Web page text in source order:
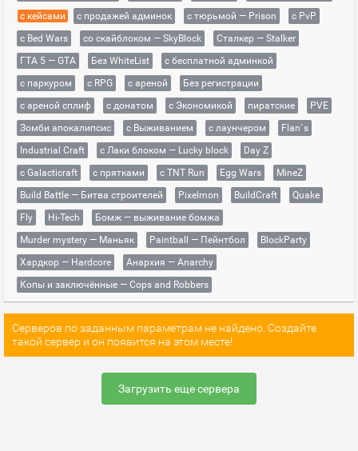
с кейсами
с продажей админок с тюрьмой — Prison
с PvP
с Bed Wars
со скайблоком — SkyBlock
Сталкер — Stalker
ГТА 5 — GTA
Без WhiteList
с бесплатной админкой
с паркуром
с RPG с ареной
Без регистрации
с ареной сплиф
с донатом с Экономикой пиратские
PVE
Зомби апокалипсис
с Выживанием с лаунчером
Flan`s
Industrial Craft
с Лаки блоком — Lucky block
Day Z
с Galacticraft
с прятками с TNT Run Egg Wars
MineZ
Build Battle — Битва строителей
Pixelmon BuildCraft
Quake
Fly
Hi-Tech
Бомж — выживание бомжа
Murder mystery — Маньяк
Paintball — Пейнтбол
BlockParty
Хардкор — Hardcore
Анархия — Anarchy
Копы и заключённые — Cops and Robbers
Серверов по заданным параметрам не найдено. Создайте
такой сервер и он появится на этом месте!
Загрузить еще сервера